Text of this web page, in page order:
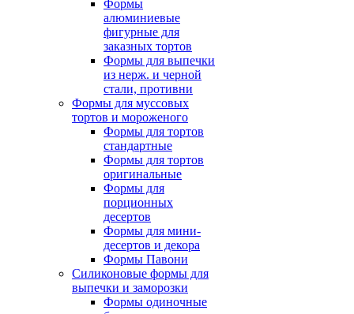
Формы
алюминиевые
фигурные для
заказных тортов
Формы для выпечки
из нерж. и черной
стали, противни
Формы для муссовых
тортов и мороженого
Формы для тортов
стандартные
Формы для тортов
оригинальные
Формы для
порционных
десертов
Формы для мини-
десертов и декора
Формы Павони
Силиконовые формы для
выпечки и заморозки
Формы одиночные